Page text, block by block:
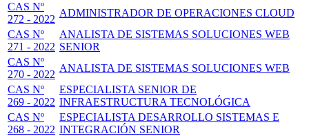
CAS Nº
272 - 2022
ADMINISTRADOR DE OPERACIONES CLOUD
CAS Nº
271 - 2022
ANALISTA DE SISTEMAS SOLUCIONES WEB
SENIOR
CAS Nº
270 - 2022
ANALISTA DE SISTEMAS SOLUCIONES WEB
CAS Nº
269 - 2022
ESPECIALISTA SENIOR DE
INFRAESTRUCTURA TECNOLÓGICA
CAS Nº
268 - 2022
ESPECIALISTA DESARROLLO SISTEMAS E
INTEGRACIÓN SENIOR